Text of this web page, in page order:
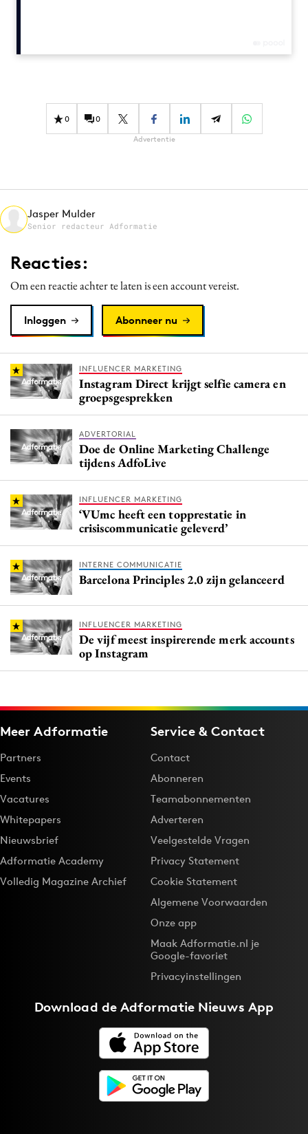
Design
Diversiteit
Effectiviteit
Martech
Media
PR
Programmatic
Purpose Marketing
Reputatie & crisis
0 0
Advertentie
Jasper Mulder
Senior redacteur Adformatie
Reacties:
Om een reactie achter te laten is een account vereist.
Inloggen Abonneer nu
INFLUENCER MARKETING
Instagram Direct krijgt selfie camera en
groepsgesprekken
ADVERTORIAL
Doe de Online Marketing Challenge
tijdens AdfoLive
INFLUENCER MARKETING
‘VUmc heeft een topprestatie in
crisiscommunicatie geleverd’
INTERNE COMMUNICATIE
Barcelona Principles 2.0 zijn gelanceerd
INFLUENCER MARKETING
De vijf meest inspirerende merk accounts
op Instagram
Meer Adformatie
Partners
Events
Vacatures
Whitepapers
Nieuwsbrief
Adformatie Academy
Volledig Magazine Archief
Service & Contact
Contact
Abonneren
Teamabonnementen
Adverteren
Veelgestelde Vragen
Privacy Statement
Cookie Statement
Algemene Voorwaarden
Onze app
Maak Adformatie.nl je
Google-favoriet
Privacyinstellingen
Download deAdformatie Nieuws App